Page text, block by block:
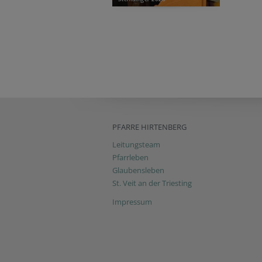
PFARRE HIRTENBERG
Leitungsteam
Pfarrleben
Glaubensleben
St. Veit an der Triesting
Impressum